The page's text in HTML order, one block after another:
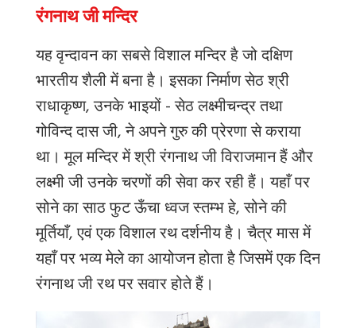
रंगनाथ जी मन्दिर
यहवृन्दावनकासबसेविशालमन्दिरहैजोदक्षिण
भारतीयशैलीमेंबनाहै। इसकानिर्माणसेठश्री
राधाकृष्ण,उनकेभाइयों-सेठलक्ष्मीचन्द्रतथा
गोविन्ददासजी,नेअपनेगुरुकीप्रेरणासेकराया
था। मूलमन्दिरमेंश्रीरंगनाथजीविराजमानहैंऔर
लक्ष्मीजीउनकेचरणोंकीसेवाकररहीहैं। यहाँपर
सोनेकासाठफुटऊँचाध्वजस्तम्भहे,सोनेकी
मूर्तियाँ,एवंएकविशालरथदर्शनीयहै। चैत्रमासमें
यहाँपरभव्यमेलेकाआयोजनहोताहैजिसमेंएकदिन
रंगनाथजीरथपरसवारहोतेहैं।